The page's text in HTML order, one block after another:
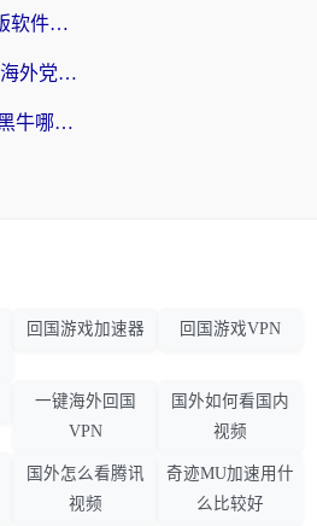
海外党别踩坑！iOS破解版软件不可靠？教你选对回国加速器无缝看国内资源
雷神手游和快喵好用吗？海外党亲测5款回国加速器，附斧牛Bling对比+微信视频号解决办法
海外党纠结ChickCN和小黑牛哪个好？一篇帮你选对回国加速器的实用指南
回国游戏加速器 回国游戏VPN
一键海外回国
VPN
国外如何看国内
视频
国外怎么看腾讯
视频
奇迹MU加速用什
么比较好